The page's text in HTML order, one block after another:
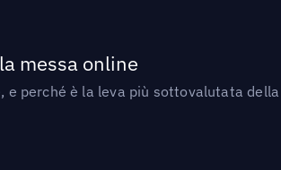
messa online
perché è la leva più sottovalutata della